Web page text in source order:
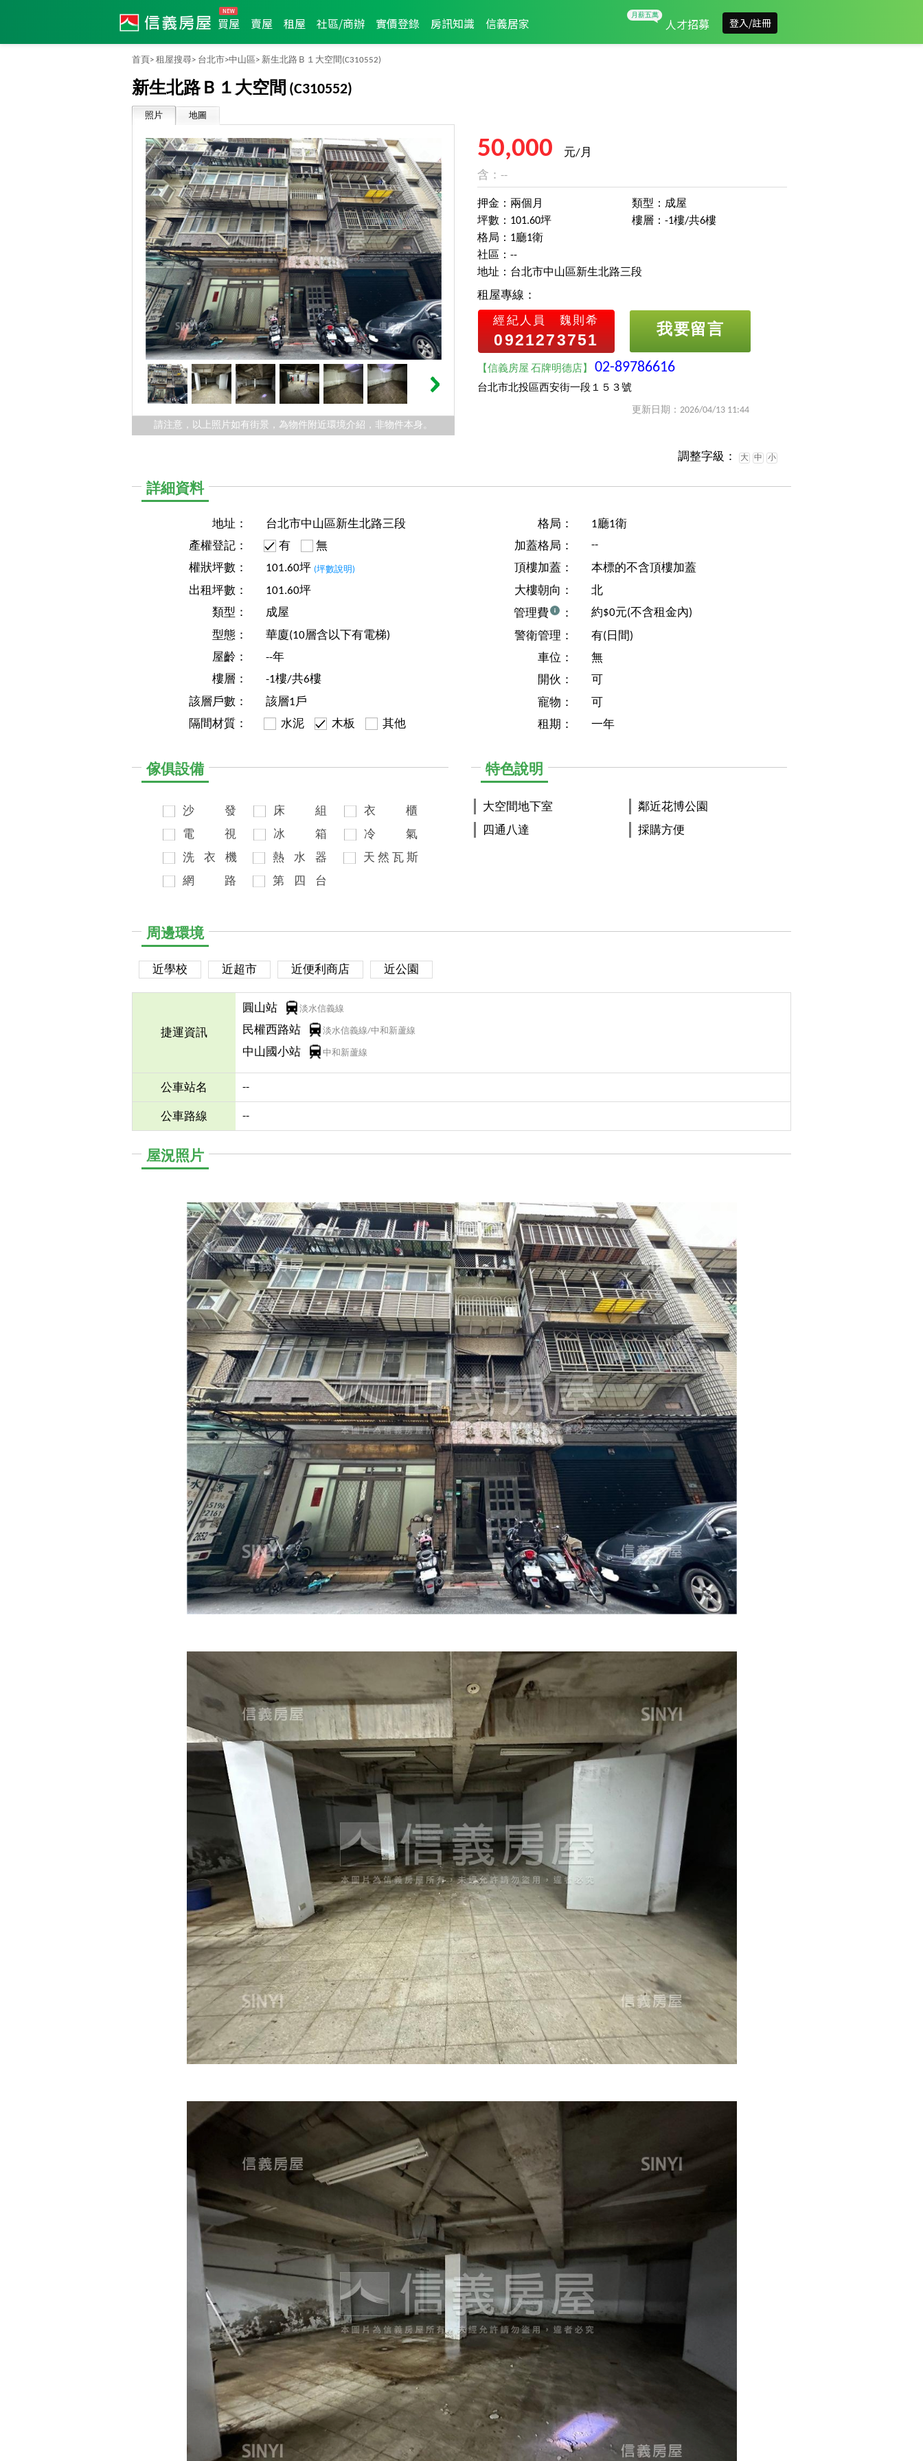
買屋 賣屋 租屋 社區/商辦 實價登錄 房訊知識 信義居家 人才招募 登入/註冊
首頁> 租屋搜尋> 台北市>中山區> 新生北路Ｂ１大空間 (C310552)
新生北路Ｂ１大空間 (C310552)
照片 地圖
請注意，以上照片如有街景，為物件附近環境介紹，非物件本身。
50,000
元/月
含：--
押金：兩個月
坪數：101.60坪
類型：成屋
樓層：-1樓/共6樓
格局：1廳1衛
社區：--
地址：台北市中山區新生北路三段
租屋專線：
經紀人員 魏則希
0921273751
我要留言
【信義房屋 石牌明德店】02-89786616
台北市北投區西安街一段１５３號
更新日期：2026/04/13 11:44
調整字級： 大 中 小
詳細資料
地址：
台北市中山區新生北路三段
產權登記：
有
無
權狀坪數：
101.60坪 (坪數說明)
出租坪數：
101.60坪
類型：
成屋
型態：
華廈(10層含以下有電梯)
屋齡：
--年
樓層：
-1樓/共6樓
該層戶數：
該層1戶
隔間材質：
水泥 木板 其他
格局：
1廳1衛
加蓋格局：
--
頂樓加蓋：
本標的不含頂樓加蓋
大樓朝向：
北
管理費
：
約$0元(不含租金內)
警衛管理：
有(日間)
車位：
無
開伙：
可
寵物：
可
租期：
一年
傢俱設備
沙
發
電
視
洗
衣
機
網
路
床
組
冰
箱
熱
水
器
第
四 台
衣
櫃
冷
氣
天 然 瓦 斯
特色說明
大空間地下室
四通八達
鄰近花博公園
採購方便
周邊環境
近學校 近超市 近便利商店 近公園
捷運資訊
圓山站 淡水信義線
民權西路站 淡水信義線/中和新蘆線
中山國小站 中和新蘆線
公車站名 --
公車路線 --
屋況照片